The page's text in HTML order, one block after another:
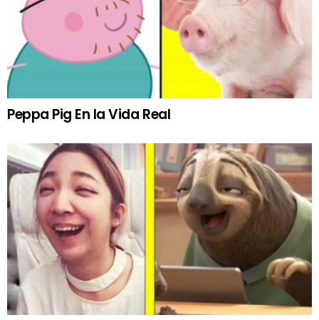
Peppa Pig En la Vida Real